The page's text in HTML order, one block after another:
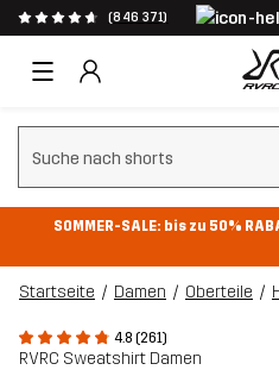
(846 371)
Suchfilter löschen
SOMMER-SALE: bis zu 50%
Startseite Damen Oberteile
4.8 (261)
RVRC Sweatshirt Damen